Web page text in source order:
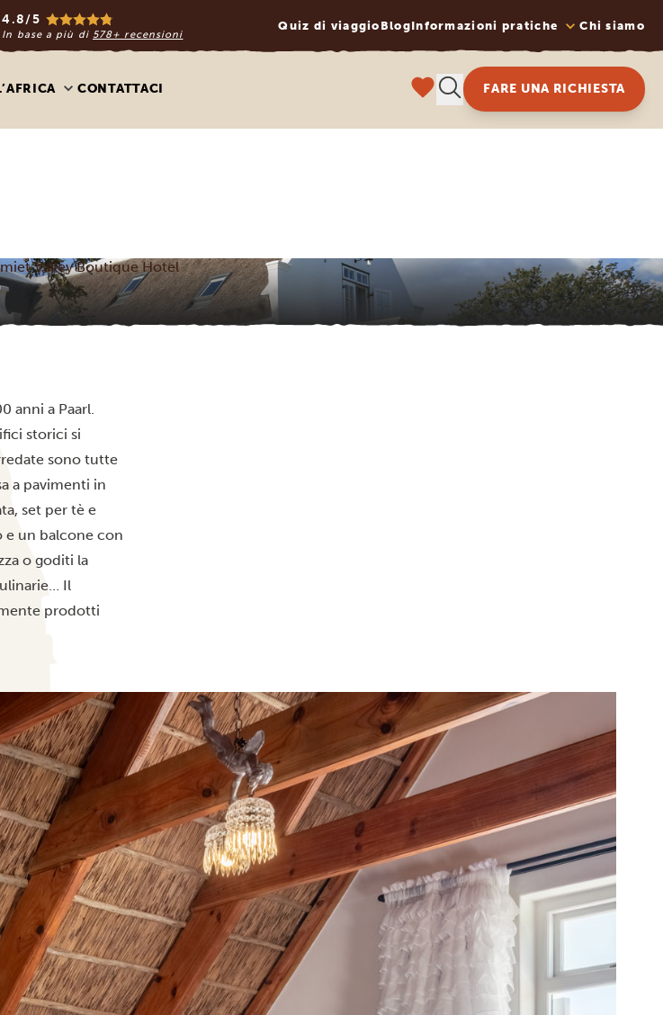
4.8/5
In base a più di 578+ recensioni
Quiz di viaggio BlogInformazioni pratiche Chi siamo
CONTATTACI FARE UNA RICHIESTA
Valley Boutique Hotel
anni a Paarl.
storici si
sono tutte
a pavimenti in
set per tè e
e un balcone con
o goditi la
Il
prodotti